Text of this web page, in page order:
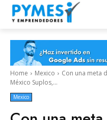
Home Mexico
Con una meta
México Suplos,...
Mexico